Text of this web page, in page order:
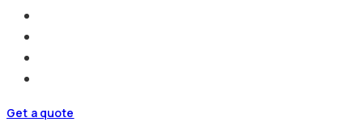
Get a quote